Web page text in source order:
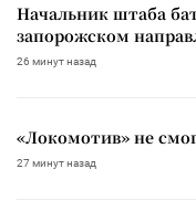
Начальник штаба
запорожском
26 минут назад
«Локомотив» не
27 минут назад